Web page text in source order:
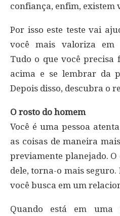
confiança, enfim, existem
Por isso este teste vai
você mais valoriza em
Tudo o que você precisa
acima e se lembrar da
Depois disso, descubra o
O rosto do homem
Você é uma pessoa
as coisas de maneira
previamente planejado. O
dele, torna-o mais seguro.
você busca em um
Quando está em uma